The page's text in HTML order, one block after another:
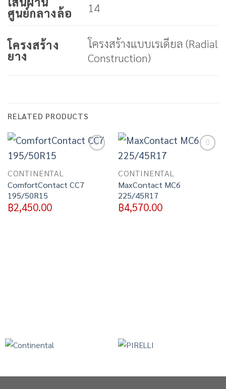
ศูนย์กลางล้อ 14
โครงสร้าง
ยาง
โครงสร้างแบบเรเดียล (Radial
Construction)
RELATED PRODUCTS
CONTINENTAL
ComfortContact CC7
195/50R15
฿2,450.00
CONTINENTAL
MaxContact MC6
225/45R17
฿4,570.00